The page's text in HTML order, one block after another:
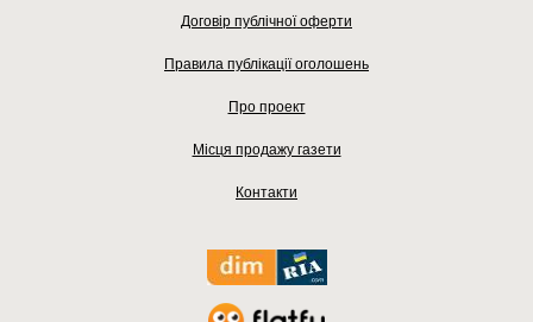
Договір публічної оферти
Правила публікації оголошень
Про проект
Місця продажу газети
Контакти